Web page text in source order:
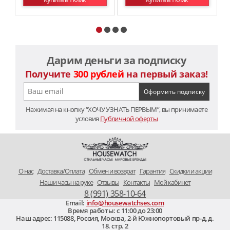
Дарим деньги за подписку
Получите 300 рублей на первый заказ!
Нажимая на кнопку “ХОЧУ УЗНАТЬ ПЕРВЫМ”, вы принимаете
условия Публичной оферты
O нас Доставка/Оплата Обмен и возврат Гарантия Скидки и акции
Наши часы на руке Отзывы Контакты Мой кабинет
8 (991) 358-10-64
Email: info@housewatchses.com
Время работы: c 11:00 до 23:00
Наш адрес: 115088, Россия, Москва 2-й Южнопортовый пр-д, д.
18. стр. 2